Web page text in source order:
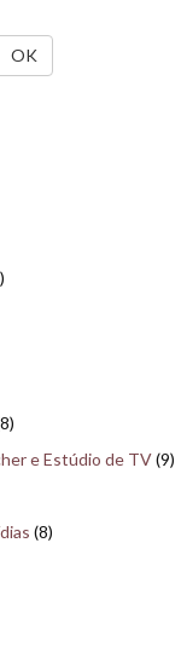
OK
e Estúdio de TV(9)
(8)